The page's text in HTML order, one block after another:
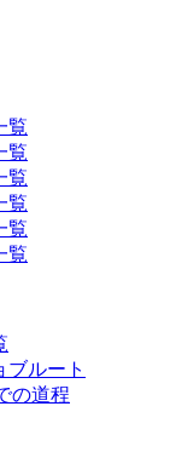
覧
覧
覧
覧
覧
覧
ブルート
の道程